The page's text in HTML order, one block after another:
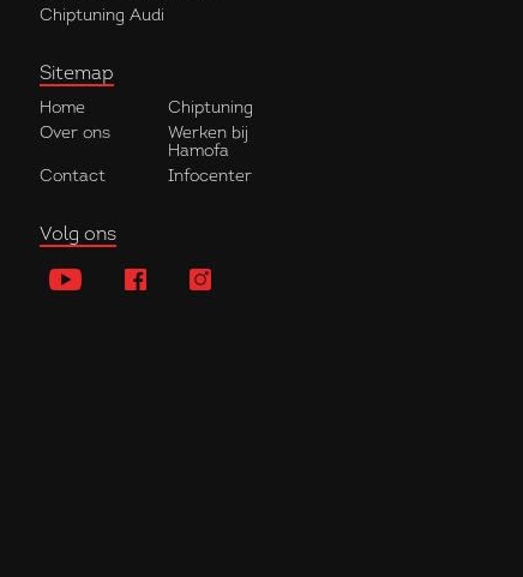
Chiptuning Audi
Sitemap
Home
Chiptuning
Over ons
Werken bij
Hamofa
Contact
Infocenter
Volg ons